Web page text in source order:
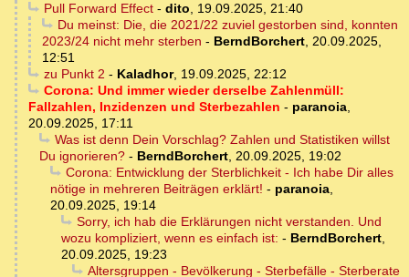
Pull Forward Effect- dito, 19.09.2025, 21:40
Du meinst: Die, die 2021/22 zuviel gestorben sind, konnten
2023/24 nicht mehr sterben - BerndBorchert, 20.09.2025,
12:51
zu Punkt 2 - Kaladhor, 19.09.2025, 22:12
Corona: Und immer wieder derselbe Zahlenmüll:
Fallzahlen, Inzidenzen und Sterbezahlen - paranoia,
20.09.2025, 17:11
Was ist denn Dein Vorschlag? Zahlen und Statistiken willst
Du ignorieren? - BerndBorchert, 20.09.2025, 19:02
Corona: Entwicklung der Sterblichkeit - Ich habe Dir alles
nötige in mehreren Beiträgen erklärt! - paranoia,
20.09.2025, 19:14
Sorry, ich hab die Erklärungen nicht verstanden. Und
wozu kompliziert, wenn es einfach ist: - BerndBorchert,
20.09.2025, 19:23
Altersgruppen - Bevölkerung - Sterbefälle - Sterberate